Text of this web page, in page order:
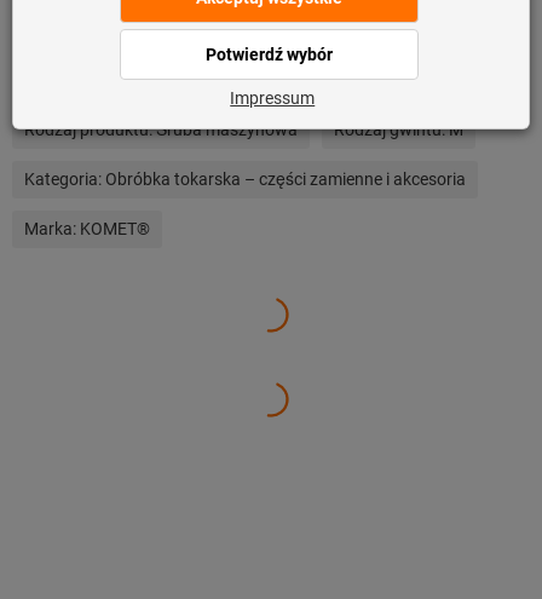
Więcej haseł i kategorii wyszukiwania
Rodzaj produktu:Śruba maszynowa Rodzaj gwintu:M
Kategoria: Obróbka tokarska – części zamienne i akcesoria
Marka: KOMET®